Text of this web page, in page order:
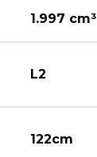
1.997 cm³
L2
122cm